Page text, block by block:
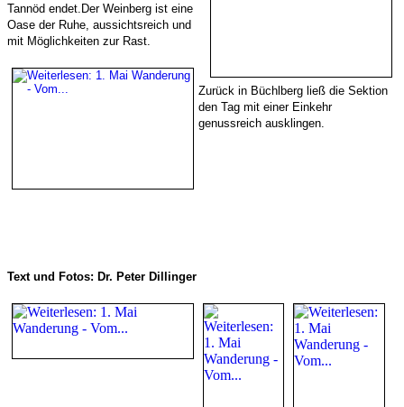
Tannöd endet.Der Weinberg ist eine
Oase der Ruhe, aussichtsreich und
mit Möglichkeiten zur Rast.
Zurück in Büchlberg ließ die Sektion
den Tag mit einer Einkehr
genussreich ausklingen.
Text und Fotos: Dr. Peter Dillinger